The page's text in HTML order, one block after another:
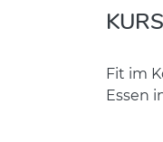
Fit im
Essen